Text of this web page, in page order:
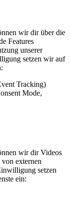
wir dir über die
Features
unserer
setzen wir auf
Tracking)
Mode,
wir dir Videos
externen
setzen
ein: